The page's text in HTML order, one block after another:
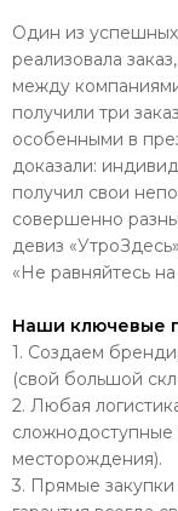
Один из
реализовала
между
получили три
особенными в
доказали:
получил свои
совершенно
девиз
«Не равняйтесь
Наши ключевые
1. Создаем
(свой большой
2. Любая
сложнодоступные
месторождения).
3. Прямые закупки